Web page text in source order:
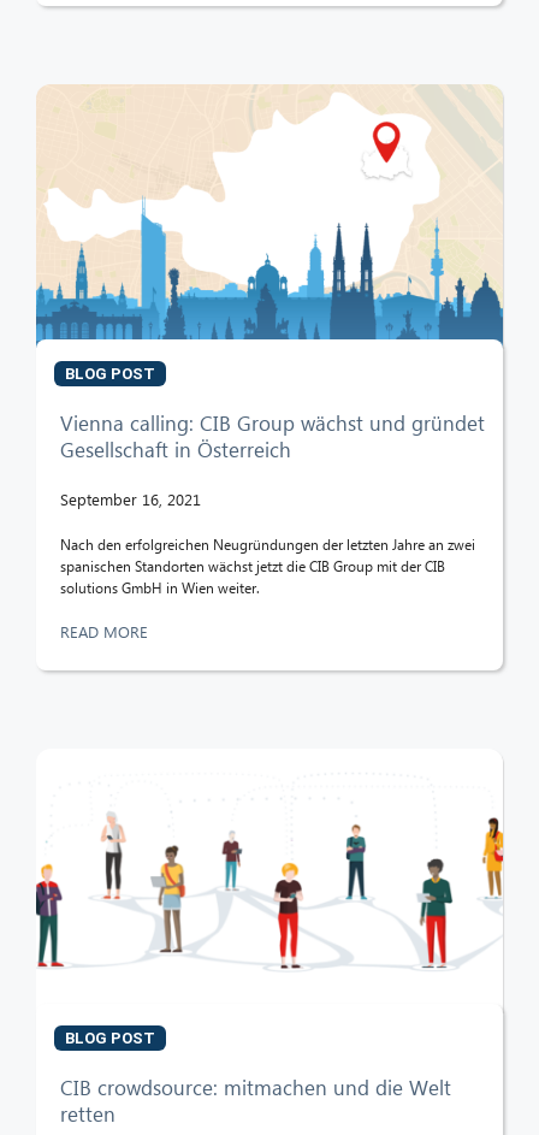
BLOG POST
Vienna calling: CIB Group wächst und gründet
Gesellschaft in Österreich
September 16, 2021
Nach den erfolgreichen Neugründungen der letzten Jahre an zwei
spanischen Standorten wächst jetzt die CIB Group mit der CIB
solutions GmbH in Wien weiter.
READ MORE
BLOG POST
CIB crowdsource: mitmachen und die Welt
retten